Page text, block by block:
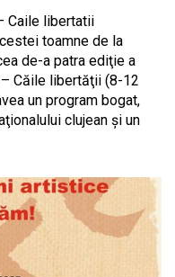
Caile libertatii
toamne de la
de-a patra ediţie a
– Căile libertăţii (8-12
un program bogat,
clujean şi un